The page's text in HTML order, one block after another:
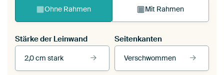
Ohne Rahmen Mit Rahmen
Stärke der Leinwand
2,0 cm stark
Seitenkanten
Verschwommen